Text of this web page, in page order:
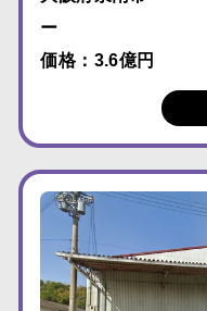
ー
価格：3.6億円